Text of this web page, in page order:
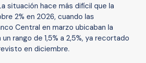
situación hace más difícil que la
2% en 2026, cuando las
Central en marzo ubicaban la
rango de 1,5% a 2,5%, ya recortado
en diciembre.